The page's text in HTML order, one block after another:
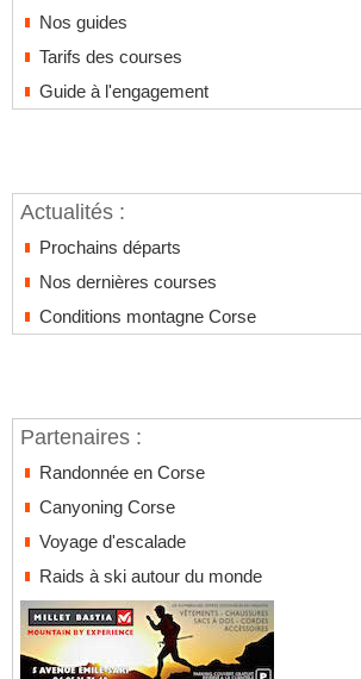
Nos guides
Tarifs des courses
Guide à l'engagement
Actualités :
Prochains départs
Nos dernières courses
Conditions montagne Corse
Partenaires :
Randonnée en Corse
Canyoning Corse
Voyage d'escalade
Raids à ski autour du monde